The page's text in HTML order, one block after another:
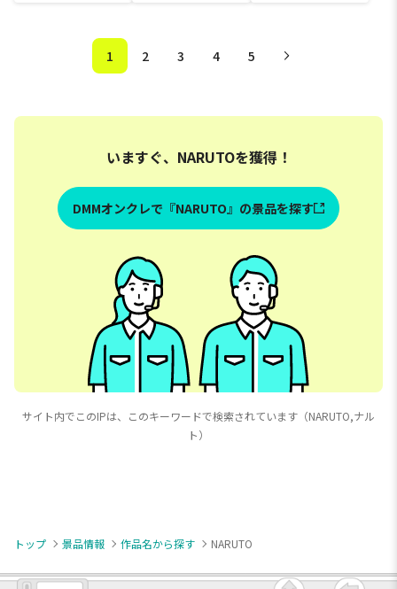
1 2 3 4 5
いますぐ、NARUTOを獲得！
DMMオンクレで『NARUTO』の景品を探す
サイト内でこのIPは、このキーワードで検索されています（NARUTO,ナル
ト）
トップ 景品情報 作品名から探す NARUTO